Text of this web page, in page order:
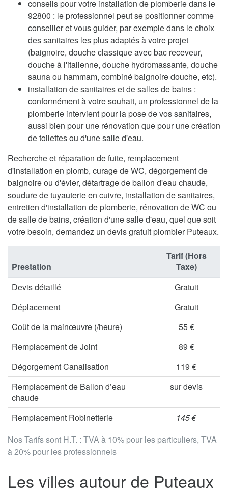
conseils pour votre installation de plomberie dans le
92800 : le professionnel peut se positionner comme
conseiller et vous guider, par exemple dans le choix
des sanitaires les plus adaptés à votre projet
(baignoire, douche classique avec bac receveur,
douche à l'italienne, douche hydromassante, douche
sauna ou hammam, combiné baignoire douche, etc).
installation de sanitaires et de salles de bains :
conformément à votre souhait, un professionnel de la
plomberie intervient pour la pose de vos sanitaires,
aussi bien pour une rénovation que pour une création
de toilettes ou d'une salle d'eau.
Recherche et réparation de fuite, remplacement
d'installation en plomb, curage de WC, dégorgement de
baignoire ou d'évier, détartrage de ballon d'eau chaude,
soudure de tuyauterie en cuivre, installation de sanitaires,
entretien d'installation de plomberie, rénovation de WC ou
de salle de bains, création d'une salle d'eau, quel que soit
votre besoin, demandez un devis gratuit plombier Puteaux.
Nos Tarifs sont H.T. : TVA à 10% pour les particuliers, TVA
à 20% pour les professionnels
Prestation
Tarif (Hors
Taxe)
Devis détaillé
Gratuit
Déplacement
Gratuit
Coût de la mainœuvre (/heure)
55 €
Remplacement de Joint
89 €
Dégorgement Canalisation
119 €
Remplacement de Ballon d’eau
chaude
sur devis
Remplacement Robinetterie 145 €
Les villes autour de Puteaux